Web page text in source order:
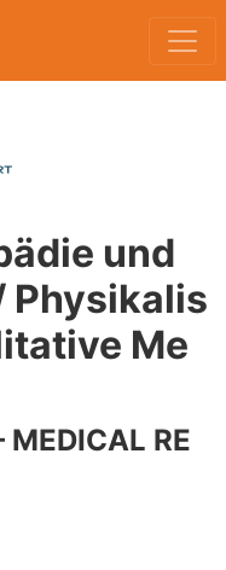
und
Physikalis
Me
MEDICAL RE